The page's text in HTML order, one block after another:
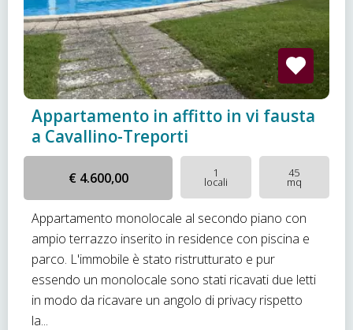
Appartamento in affitto in vi fausta
a Cavallino-Treporti
€ 4.600,00 1
locali
45
mq
Appartamento monolocale al secondo piano con
ampio terrazzo inserito in residence con piscina e
parco. L'immobile è stato ristrutturato e pur
essendo un monolocale sono stati ricavati due letti
in modo da ricavare un angolo di privacy rispetto
la...